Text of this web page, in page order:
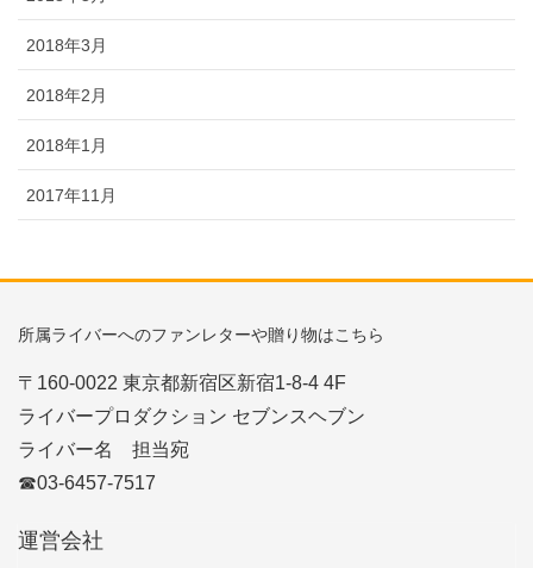
2018年3月
2018年2月
2018年1月
2017年11月
所属ライバーへのファンレターや贈り物はこちら
〒160-0022 東京都新宿区新宿1-8-4 4F
ライバープロダクション セブンスヘブン
ライバー名 担当宛
☎03-6457-7517
運営会社